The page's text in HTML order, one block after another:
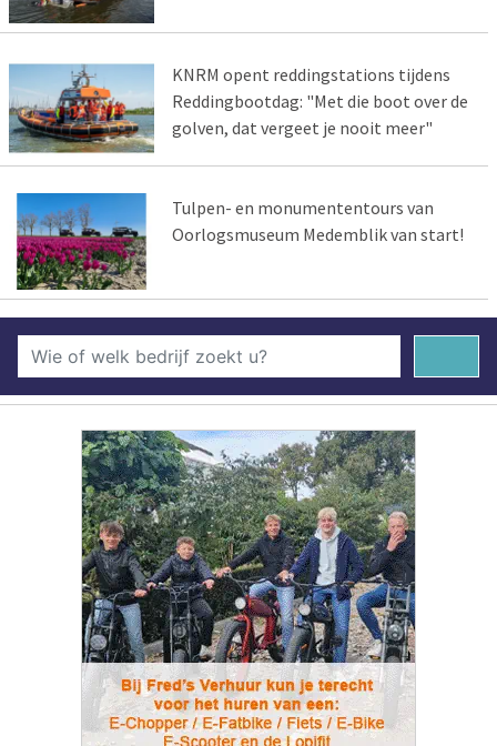
KNRM opent reddingstations tijdens
Reddingbootdag: "Met die boot over de
golven, dat vergeet je nooit meer"
Tulpen- en monumententours van
Oorlogsmuseum Medemblik van start!